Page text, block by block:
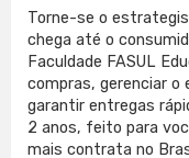
Torne-se o
chega até o
Faculdade FASUL
compras, gerenciar o
garantir entregas
2 anos, feito para
mais contrata no